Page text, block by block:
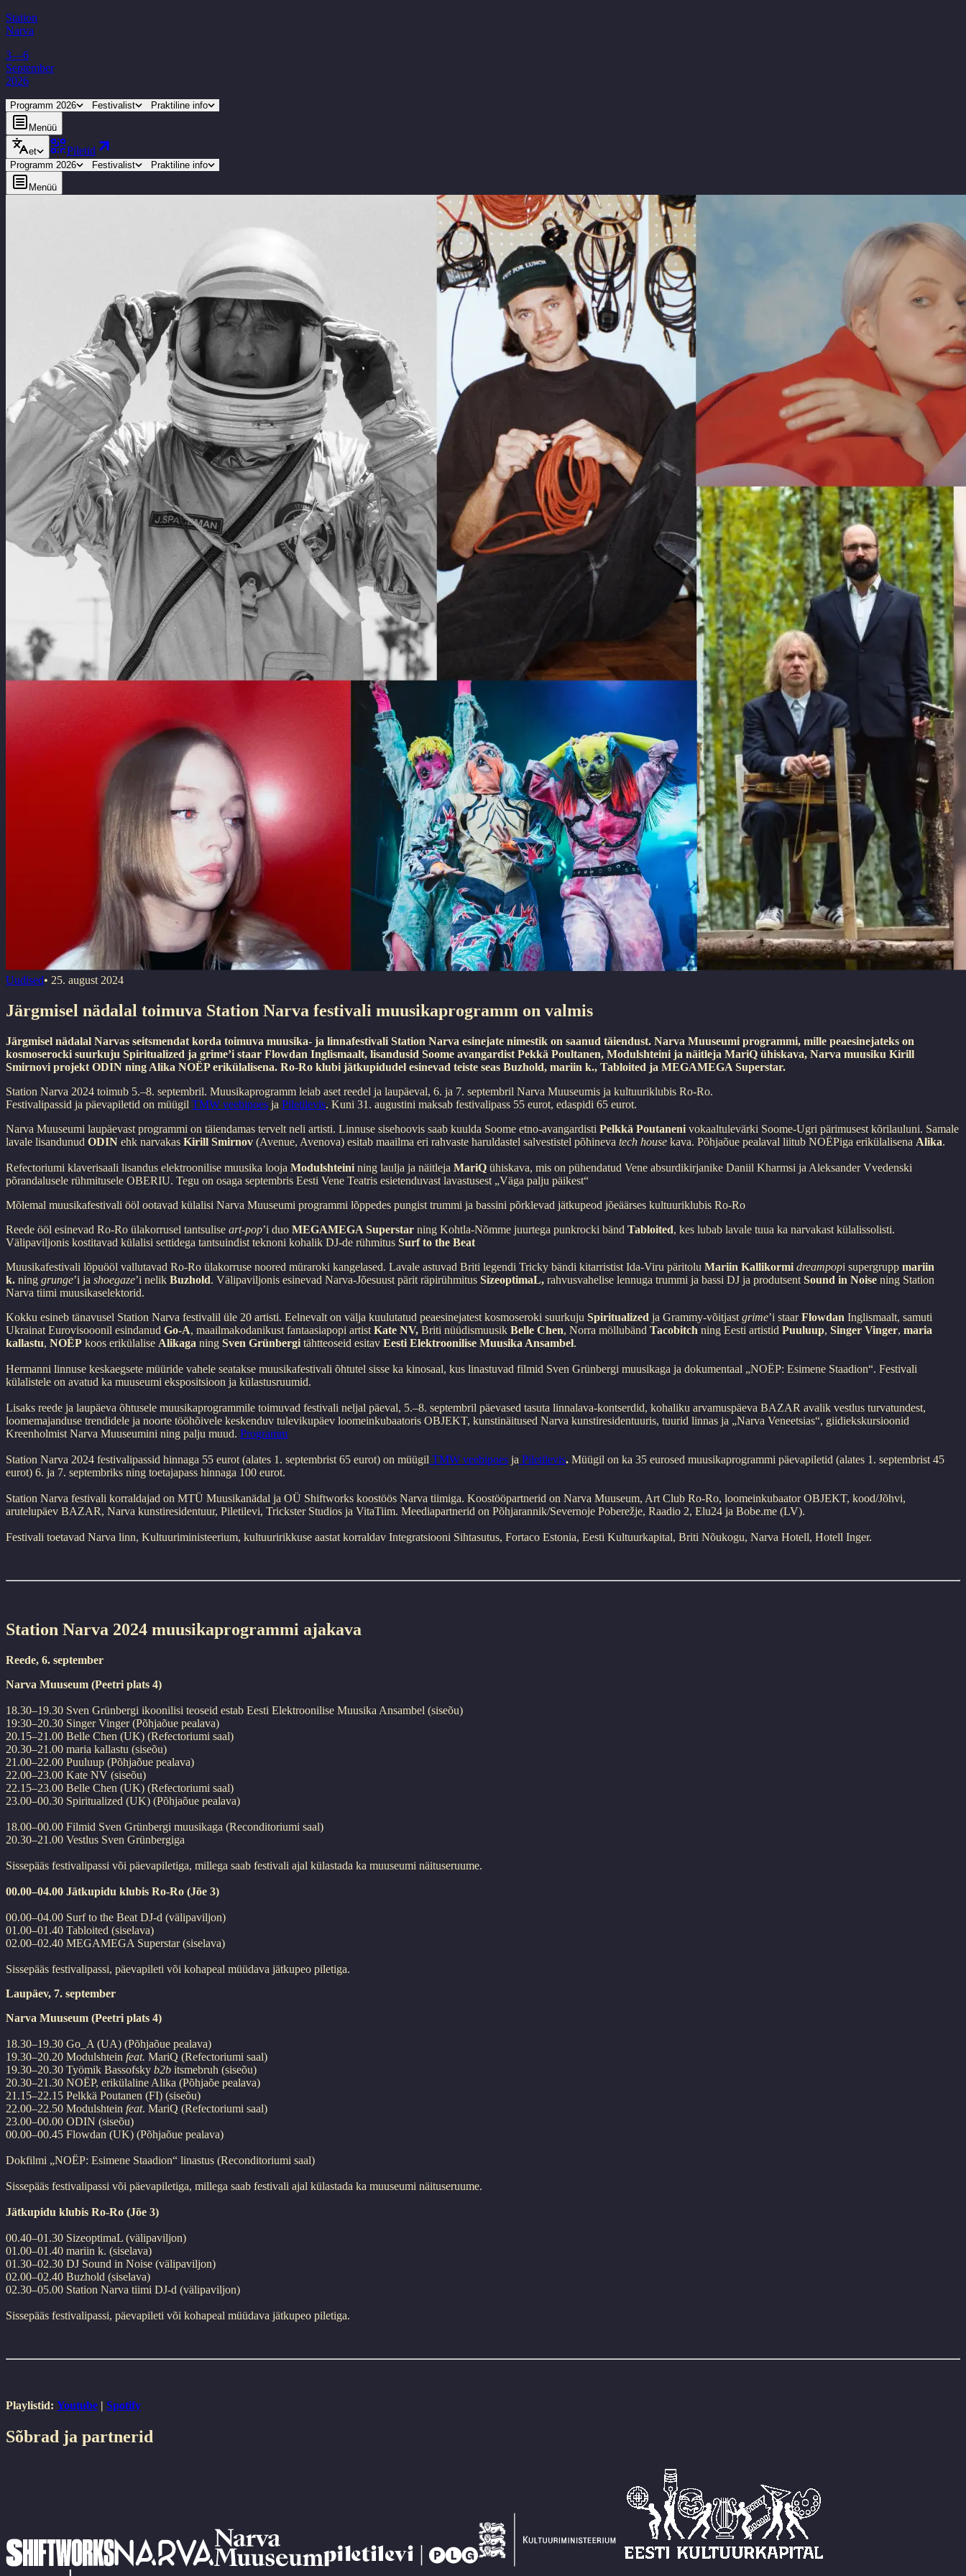
Station
Narva
3—6
September
2026
Programm 2026 Festivalist Praktiline info
Menüü
et Piletid
Programm 2026 Festivalist Praktiline info
Menüü
Uudised• 25. august 2024
Järgmisel nädalal toimuva Station Narva festivali muusikaprogramm on valmis
Järgmisel nädalal Narvas seitsmendat korda toimuva muusika- ja linnafestivali Station Narva esinejate nimestik on saanud täiendust. Narva Muuseumi programmi, mille peaesinejateks on
kosmoserocki suurkuju Spiritualized ja grime’i staar Flowdan Inglismaalt, lisandusid Soome avangardist Pekkä Poultanen, Modulshteini ja näitleja MariQ ühiskava, Narva muusiku Kirill
Smirnovi projekt ODIN ning Alika NOËP erikülalisena. Ro-Ro klubi jätkupidudel esinevad teiste seas Buzhold, mariin k., Tabloited ja MEGAMEGA Superstar.
Station Narva 2024 toimub 5.–8. septembril. Muusikaprogramm leiab aset reedel ja laupäeval, 6. ja 7. septembril Narva Muuseumis ja kultuuriklubis Ro-Ro.
Festivalipassid ja päevapiletid on müügil TMW veebipoes ja Piletilevis. Kuni 31. augustini maksab festivalipass 55 eurot, edaspidi 65 eurot.
Narva Muuseumi laupäevast programmi on täiendamas tervelt neli artisti. Linnuse sisehoovis saab kuulda Soome etno-avangardisti Pelkkä Poutaneni vokaaltulevärki Soome-Ugri pärimusest kõrilauluni. Samale
lavale lisandunud ODIN ehk narvakas Kirill Smirnov (Avenue, Avenova) esitab maailma eri rahvaste haruldastel salvestistel põhineva tech house kava. Põhjaõue pealaval liitub NOËPiga erikülalisena Alika.
Refectoriumi klaverisaali lisandus elektroonilise muusika looja Modulshteini ning laulja ja näitleja MariQ ühiskava, mis on pühendatud Vene absurdikirjanike Daniil Kharmsi ja Aleksander Vvedenski
põrandalusele rühmitusele OBERIU. Tegu on osaga septembris Eesti Vene Teatris esietenduvast lavastusest „Väga palju päikest“
Mõlemal muusikafestivali ööl ootavad külalisi Narva Muuseumi programmi lõppedes pungist trummi ja bassini põrklevad jätkupeod jõeäärses kultuuriklubis Ro-Ro
Reede ööl esinevad Ro-Ro ülakorrusel tantsulise art-pop’i duo MEGAMEGA Superstar ning Kohtla-Nõmme juurtega punkrocki bänd Tabloited, kes lubab lavale tuua ka narvakast külalissolisti.
Välipaviljonis kostitavad külalisi settidega tantsuindist teknoni kohalik DJ-de rühmitus Surf to the Beat
Muusikafestivali lõpuööl vallutavad Ro-Ro ülakorruse noored müraroki kangelased. Lavale astuvad Briti legendi Tricky bändi kitarristist Ida-Viru päritolu Mariin Kallikormi dreampopi supergrupp mariin
k. ning grunge’i ja shoegaze’i nelik Buzhold. Välipaviljonis esinevad Narva-Jõesuust pärit räpirühmitus SizeoptimaL, rahvusvahelise lennuga trummi ja bassi DJ ja produtsent Sound in Noise ning Station
Narva tiimi muusikaselektorid.
Kokku esineb tänavusel Station Narva festivalil üle 20 artisti. Eelnevalt on välja kuulutatud peaesinejatest kosmoseroki suurkuju Spiritualized ja Grammy-võitjast grime’i staarFlowdan Inglismaalt, samuti
Ukrainat Eurovisooonil esindanud Go-A, maailmakodanikust fantaasiapopi artist Kate NV, Briti nüüdismuusik Belle Chen, Norra möllubänd Tacobitch ning Eesti artistid Puuluup, Singer Vinger, maria
kallastu, NOËP koos erikülalise Alikaga ning Sven Grünbergi tähtteoseid esitav Eesti Elektroonilise Muusika Ansambel.
Hermanni linnuse keskaegsete müüride vahele seatakse muusikafestivali õhtutel sisse ka kinosaal, kus linastuvad filmid Sven Grünbergi muusikaga ja dokumentaal „NOËP: Esimene Staadion“. Festivali
külalistele on avatud ka muuseumi ekspositsioon ja külastusruumid.
Lisaks reede ja laupäeva õhtusele muusikaprogrammile toimuvad festivali neljal päeval, 5.–8. septembril päevased tasuta linnalava-kontserdid, kohaliku arvamuspäeva BAZAR avalik vestlus turvatundest,
loomemajanduse trendidele ja noorte tööhõivele keskenduv tulevikupäev loomeinkubaatoris OBJEKT, kunstinäitused Narva kunstiresidentuuris, tuurid linnas ja „Narva Veneetsias“, giidiekskursioonid
Kreenholmist Narva Muuseumini ning palju muud. Programm
Station Narva 2024 festivalipassid hinnaga 55 eurot (alates 1. septembrist 65 eurot) on müügil TMW veebipoes ja Piletilevis. Müügil on ka 35 eurosed muusikaprogrammi päevapiletid (alates 1. septembrist 45
eurot) 6. ja 7. septembriks ning toetajapass hinnaga 100 eurot.
Station Narva festivali korraldajad on MTÜ Muusikanädal ja OÜ Shiftworks koostöös Narva tiimiga. Koostööpartnerid on Narva Muuseum, Art Club Ro-Ro, loomeinkubaator OBJEKT, kood/Jõhvi,
arutelupäev BAZAR, Narva kunstiresidentuur, Piletilevi, Trickster Studios ja VitaTiim. Meediapartnerid on Põhjarannik/Severnoje Poberežje, Raadio 2, Elu24 ja Bobe.me (LV).
Festivali toetavad Narva linn, Kultuuriministeerium, kultuuririkkuse aastat korraldav Integratsiooni Sihtasutus, Fortaco Estonia, Eesti Kultuurkapital, Briti Nõukogu, Narva Hotell, Hotell Inger.
Station Narva 2024 muusikaprogrammi ajakava
Reede, 6. september
Narva Muuseum (Peetri plats 4)
18.30–19.30 Sven Grünbergi ikoonilisi teoseid estab Eesti Elektroonilise Muusika Ansambel (siseõu)
19:30–20.30 Singer Vinger (Põhjaõue pealava)
20.15–21.00 Belle Chen (UK) (Refectoriumi saal)
20.30–21.00 maria kallastu (siseõu)
21.00–22.00 Puuluup (Põhjaõue pealava)
22.00–23.00 Kate NV (siseõu)
22.15–23.00 Belle Chen (UK) (Refectoriumi saal)
23.00–00.30 Spiritualized (UK) (Põhjaõue pealava)
18.00–00.00 Filmid Sven Grünbergi muusikaga (Reconditoriumi saal)
20.30–21.00 Vestlus Sven Grünbergiga
Sissepääs festivalipassi või päevapiletiga, millega saab festivali ajal külastada ka muuseumi näituseruume.
00.00–04.00 Jätkupidu klubis Ro-Ro (Jõe 3)
00.00–04.00 Surf to the Beat DJ-d (välipaviljon)
01.00–01.40 Tabloited (siselava)
02.00–02.40 MEGAMEGA Superstar (siselava)
Sissepääs festivalipassi, päevapileti või kohapeal müüdava jätkupeo piletiga.
Laupäev, 7. september
Narva Muuseum (Peetri plats 4)
18.30–19.30 Go_A (UA) (Põhjaõue pealava)
19.30–20.20 Modulshtein feat. MariQ (Refectoriumi saal)
19.30–20.30 Työmik Bassofsky b2b itsmebruh (siseõu)
20.30–21.30 NOËP, erikülaline Alika (Põhjaõe pealava)
21.15–22.15 Pelkkä Poutanen (FI) (siseõu)
22.00–22.50 Modulshtein feat. MariQ (Refectoriumi saal)
23.00–00.00 ODIN (siseõu)
00.00–00.45 Flowdan (UK) (Põhjaõue pealava)
Dokfilmi „NOËP: Esimene Staadion“ linastus (Reconditoriumi saal)
Sissepääs festivalipassi või päevapiletiga, millega saab festivali ajal külastada ka muuseumi näituseruume.
Jätkupidu klubis Ro-Ro (Jõe 3)
00.40–01.30 SizeoptimaL (välipaviljon)
01.00–01.40 mariin k. (siselava)
01.30–02.30 DJ Sound in Noise (välipaviljon)
02.00–02.40 Buzhold (siselava)
02.30–05.00 Station Narva tiimi DJ-d (välipaviljon)
Sissepääs festivalipassi, päevapileti või kohapeal müüdava jätkupeo piletiga.
Playlistid: Youtube | Spotify
Sõbrad ja partnerid